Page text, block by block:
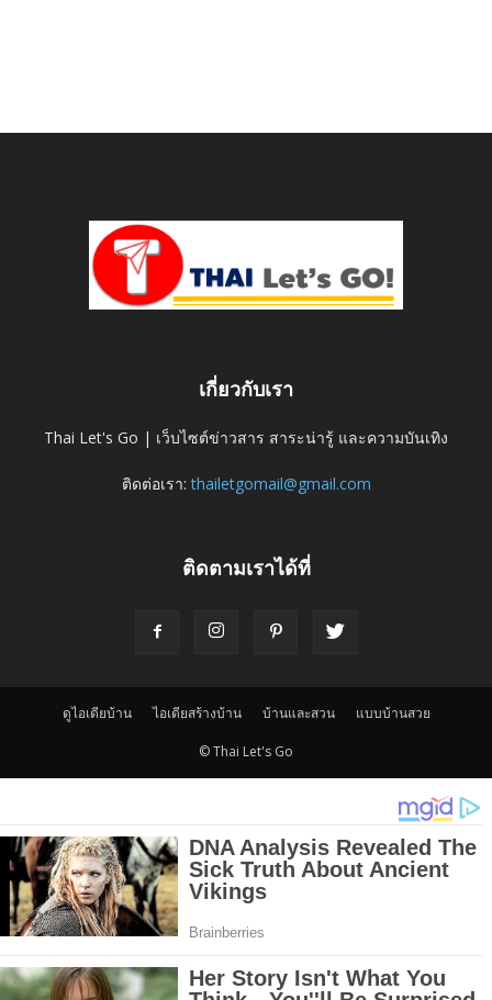
เกี่ยวกับเรา
Thai Let's Go | เว็บไซต์ข่าวสาร สาระน่ารู้ และความบันเทิง
ติดต่อเรา:thailetgomail@gmail.com
ติดตามเราได้ที่
ดูไอเดียบ้าน ไอเดียสร้างบ้าน บ้านและสวน แบบบ้านสวย
© Thai Let's Go